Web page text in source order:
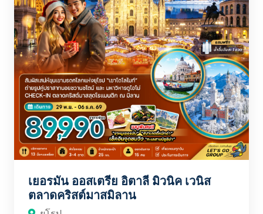
เยอรมัน ออสเตรีย อิตาลี มิวนิค เวนิส
ตลาดคริสต์มาสมิลาน